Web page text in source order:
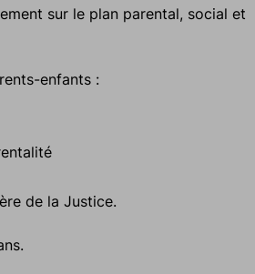
sur le plan parental, social et
enfants :
de la Justice.